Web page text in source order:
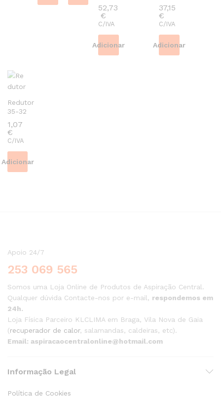
52,73
€
C/IVA
Adicionar
37,15
€
C/IVA
Adicionar
Redutor
35-32
1,07
€
C/IVA
Adicionar
Apoio 24/7
253 069 565
Somos uma Loja Online de Produtos de Aspiração Central.
Qualquer dúvida Contacte-nos por e-mail, respondemos em
24h.
Loja Física Parceiro KLCLIMA em Braga, Vila Nova de Gaia
(recuperador de calor, salamandas, caldeiras, etc).
Email: aspiracaocentralonline@hotmail.com
Informação Legal
Política de Cookies